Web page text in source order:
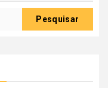
Pesquisar